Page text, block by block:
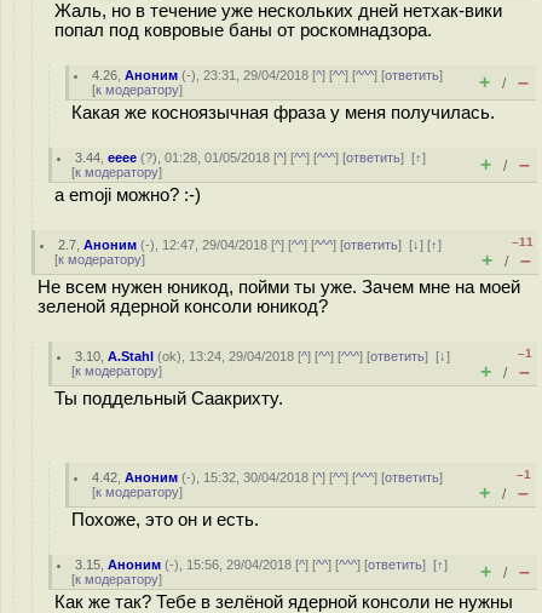
Жаль, но в течение уже нескольких дней нетхак-вики
попал под ковровые баны от роскомнадзора.
4.26 ,Аноним (-), 23:31, 29/04/2018 [^] [^^] [^^^] [ответить]
[к модератору] + / –
Какая же косноязычная фраза у меня получилась.
3.44 ,eeee (?), 01:28, 01/05/2018 [^] [^^] [^^^] [ответить][↑]
[к модератору] + / –
a emoji можно? :-)
2.7 ,Аноним (-), 12:47, 29/04/2018 [^] [^^] [^^^] [ответить][↓] [↑]
[к модератору]
–11
+ / –
Не всем нужен юникод, пойми ты уже. Зачем мне на моей
зеленой ядерной консоли юникод?
3.10 ,A.Stahl (ok), 13:24, 29/04/2018 [^] [^^] [^^^] [ответить][↓]
[к модератору]
–1
+ / –
Ты поддельный Саакрихту.
4.42 ,Аноним (-), 15:32, 30/04/2018 [^] [^^] [^^^] [ответить]
[к модератору]
–1
+ / –
Похоже, это он и есть.
3.15 ,Аноним (-), 15:56, 29/04/2018 [^] [^^] [^^^] [ответить][↑]
[к модератору] + / –
Как же так? Тебе в зелёной ядерной консоли не нужны